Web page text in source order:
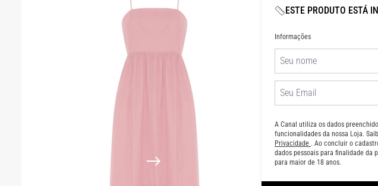
ESTE PRODUTO ESTÁ
Informações
A Canal utiliza os dados
funcionalidades da nossa Loja.
Privacidade . Ao concluir o
dados pessoais para finalidade da
para maior de 18 anos.